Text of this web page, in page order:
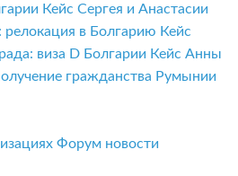
Кейс Сергея и Анастасии
релокация в Болгарию Кейс
виза D Болгарии Кейс Анны
гражданства Румынии
Форум новости